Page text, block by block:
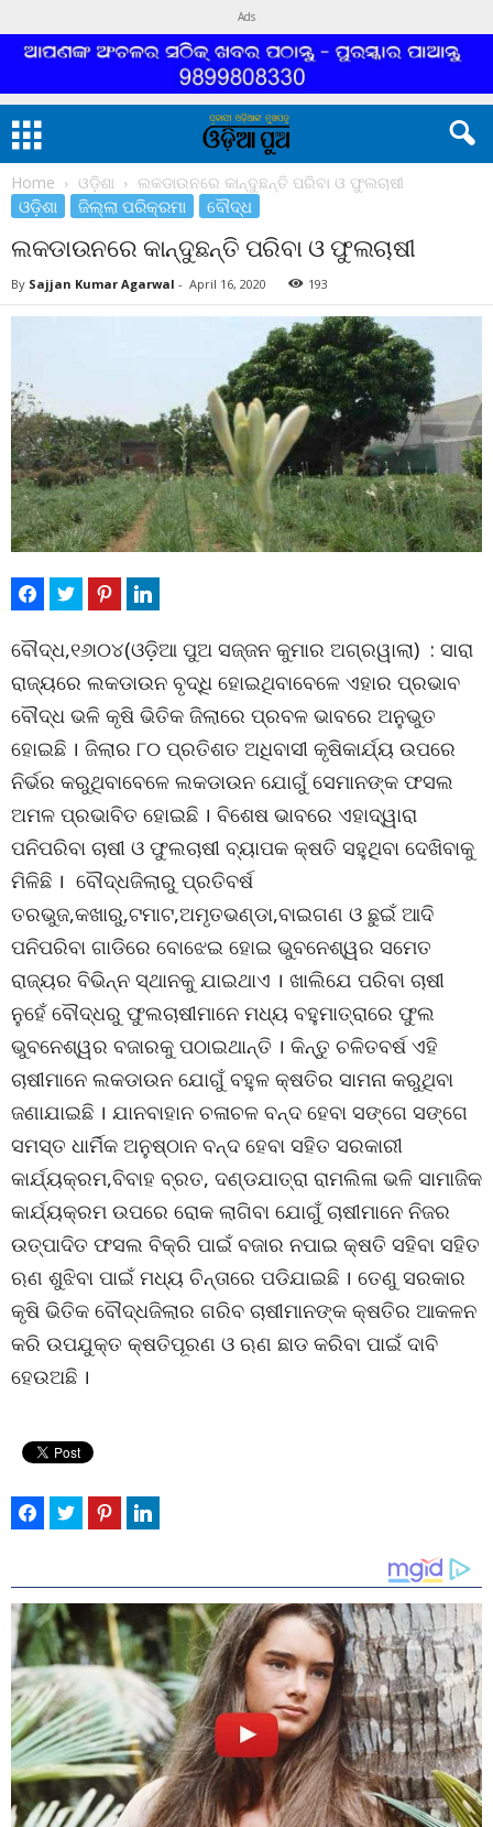
Ads
Home ଓଡ଼ିଶା ଲକଡାଉନରେ କାନ୍ଦୁଛନ୍ତି ପରିବା ଓ ଫୁଲଚାଷୀ
ଓଡ଼ିଶା ଜିଲ୍ଲା ପରିକ୍ରମା ବୌଦ୍ଧ
ଲକଡାଉନରେ କାନ୍ଦୁଛନ୍ତି ପରିବା ଓ ଫୁଲଚାଷୀ
By Sajjan Kumar Agarwal - April 16, 2020 193
ବୌଦ୍ଧ,୧୬ା୦୪(ଓଡ଼ିଆ ପୁଅ ସଜ୍ଜନ କୁମାର ଅଗ୍ରୱାଲା) : ସାରା
ରାଜ୍ୟରେ ଲକଡାଉନ ବୃଦ୍ଧି ହୋଇଥିବାବେଳେ ଏହାର ପ୍ରଭାବ
ବୌଦ୍ଧ ଭଳି କୃଷି ଭିତିକ ଜିଲାରେ ପ୍ରବଳ ଭାବରେ ଅନୁଭୁତ
ହୋଇଛି । ଜିଲାର ୮୦ ପ୍ରତିଶତ ଅଧିବାସୀ କୃଷିକାର୍ଯ୍ୟ ଉପରେ
ନିର୍ଭର କରୁଥିବାବେଳେ ଲକଡାଉନ ଯୋଗୁଁ ସେମାନଙ୍କ ଫସଲ
ଅମଳ ପ୍ରଭାବିତ ହୋଇଛି । ବିଶେଷ ଭାବରେ ଏହାଦ୍ୱାରା
ପନିପରିବା ଚାଷୀ ଓ ଫୁଲଚାଷୀ ବ୍ୟାପକ କ୍ଷତି ସହୁଥିବା ଦେଖିବାକୁ
ମିଳିଛି । ବୌଦ୍ଧଜିଲାରୁ ପ୍ରତିବର୍ଷ
ତରଭୁଜ,କଖାରୁ,ଟମାଟ,ଅମୃତଭଣ୍ଡା,ବାଇଗଣ ଓ ଛୁଇଁ ଆଦି
ପନିପରିବା ଗାଡିରେ ବୋଝେଇ ହୋଇ ଭୁବନେଶ୍ୱର ସମେତ
ରାଜ୍ୟର ବିଭିନ୍ନ ସ୍ଥାନକୁ ଯାଇଥାଏ । ଖାଲିଯେ ପରିବା ଚାଷୀ
ନୁହେଁ ବୌଦ୍ଧରୁ ଫୁଲଚାଷୀମାନେ ମଧ୍ୟ ବହୁମାତ୍ରାରେ ଫୁଲ
ଭୁବନେଶ୍ୱର ବଜାରକୁ ପଠାଇଥାନ୍ତି । କିନ୍ତୁ ଚଳିତବର୍ଷ ଏହି
ଚାଷୀମାନେ ଲକଡାଉନ ଯୋଗୁଁ ବହୁଳ କ୍ଷତିର ସାମନା କରୁଥିବା
ଜଣାଯାଇଛି । ଯାନବାହାନ ଚଳାଚଳ ବନ୍ଦ ହେବା ସଙ୍ଗେ ସଙ୍ଗେ
ସମସ୍ତ ଧାର୍ମିକ ଅନୁଷ୍ଠାନ ବନ୍ଦ ହେବା ସହିତ ସରକାରୀ
କାର୍ଯ୍ୟକ୍ରମ,ବିବାହ ବ୍ରତ, ଦଣ୍ଡଯାତ୍ରା ରାମଲିଳା ଭଳି ସାମାଜିକ
କାର୍ଯ୍ୟକ୍ରମ ଉପରେ ରୋକ ଲାଗିବା ଯୋଗୁଁ ଚାଷୀମାନେ ନିଜର
ଉତ୍ପାଦିତ ଫସଲ ବିକ୍ରି ପାଇଁ ବଜାର ନପାଇ କ୍ଷତି ସହିବା ସହିତ
ଋଣ ଶୁଝିବା ପାଇଁ ମଧ୍ୟ ଚିନ୍ତାରେ ପଡିଯାଇଛି । ତେଣୁ ସରକାର
କୃଷି ଭିତିକ ବୌଦ୍ଧଜିଲାର ଗରିବ ଚାଷୀମାନଙ୍କ କ୍ଷତିର ଆକଳନ
କରି ଉପଯୁକ୍ତ କ୍ଷତିପୂରଣ ଓ ଋଣ ଛାଡ କରିବା ପାଇଁ ଦାବି
ହେଉଅଛି ।